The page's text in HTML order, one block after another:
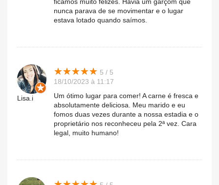
nunca parava de se movimentar e o lugar
estava lotado quando saímos.
Lisa.i
★★★★★
★★★★★ 5 / 5
18/10/2023 à 11:17
Um ótimo lugar para comer! A carne é fresca e
absolutamente deliciosa. Meu marido e eu
fomos duas vezes durante a nossa estadia e o
proprietário nos reconheceu pela 2ª vez. Cara
legal, muito humano!